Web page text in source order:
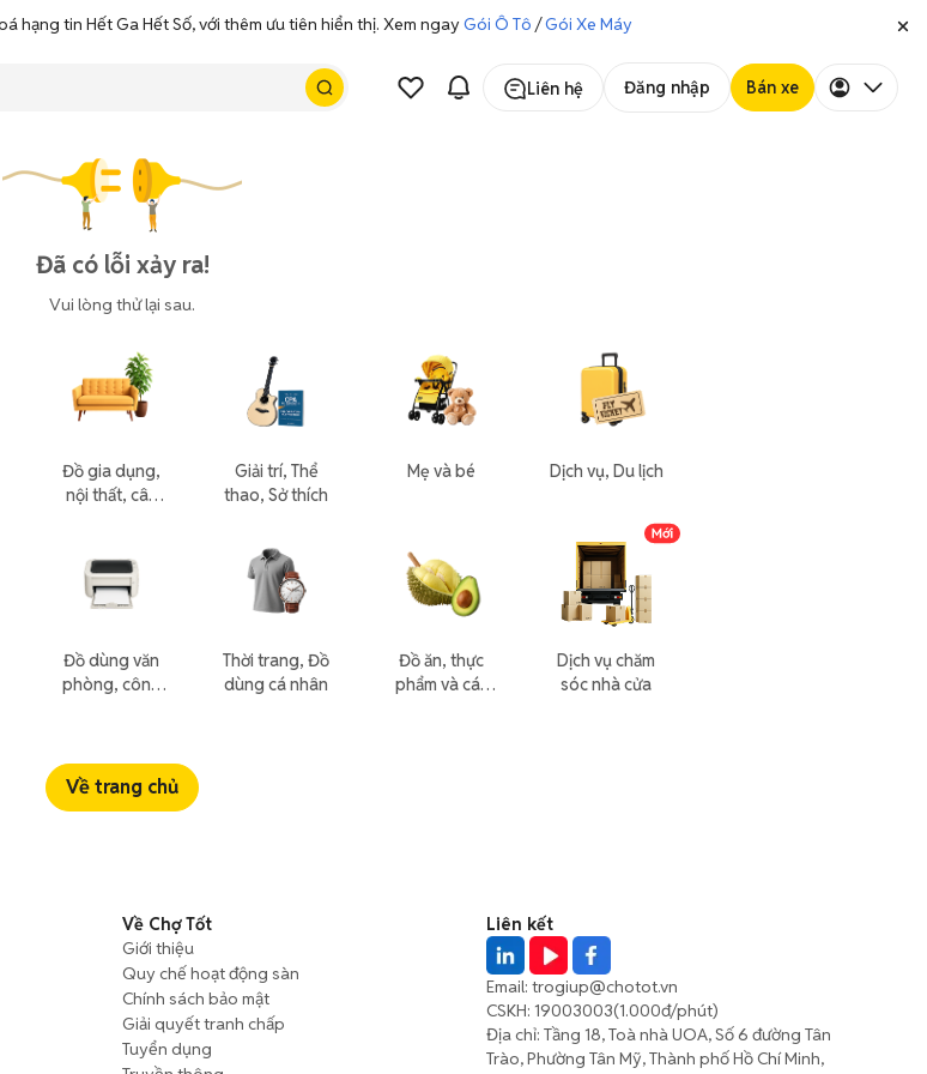
hạng tin Hết Ga Hết Số, với thêm ưu tiên hiển thị. Xem ngayGói Ô Tô /Gói Xe Máy
Liên hệ Đăng nhập Bán xe
Đã có lỗi xảy ra!
Vui lòng thử lại sau.
Đồ gia dụng,
nội thất, cây
Đồ dùng văn
phòng, công
Giải trí, Thể
thao, Sở thích
Thời trang, Đồ
dùng cá nhân
Mẹ và bé
Đồ ăn, thực
phẩm và các
Dịch vụ, Du lịch
Dịch vụ chăm
sóc nhà cửa
Về trang chủ
Về Chợ Tốt
Giới thiệu
Quy chế hoạt động sàn
Chính sách bảo mật
Giải quyết tranh chấp
Tuyển dụng
Liên kết
Email: trogiup@chotot.vn
CSKH: 19003003(1.000đ/phút)
Địa chỉ: Tầng 18, Toà nhà UOA, Số 6 đường Tân
Trào, Phường Tân Mỹ, Thành phố Hồ Chí Minh,